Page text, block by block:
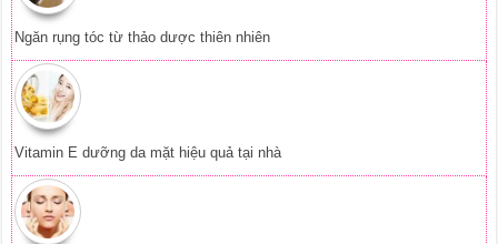
Ngăn rụng tóc từ thảo dược thiên nhiên
Vitamin E dưỡng da mặt hiệu quả tại nhà